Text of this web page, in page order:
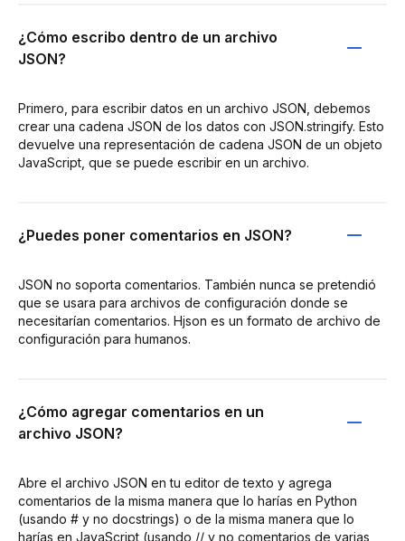
¿Cómo escribo dentro de un archivo
JSON?
Primero, para escribir datos en un archivo JSON, debemos
crear una cadena JSON de los datos con JSON.stringify. Esto
devuelve una representación de cadena JSON de un objeto
JavaScript, que se puede escribir en un archivo.
¿Puedes poner comentarios en JSON?
JSON no soporta comentarios. También nunca se pretendió
que se usara para archivos de configuración donde se
necesitarían comentarios. Hjson es un formato de archivo de
configuración para humanos.
¿Cómo agregar comentarios en un
archivo JSON?
Abre el archivo JSON en tu editor de texto y agrega
comentarios de la misma manera que lo harías en Python
(usando # y no docstrings) o de la misma manera que lo
harías en JavaScript (usando // y no comentarios de varias